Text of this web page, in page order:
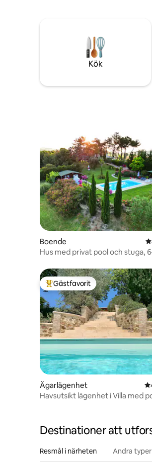
Kök
Boende
Hus med privat pool och stuga,
Populär gästfavorit
Gästfavorit
Ägarlägenhet
Havsutsikt lägenhet i Villa med
Destinationer att
Resmål i närheten Andra